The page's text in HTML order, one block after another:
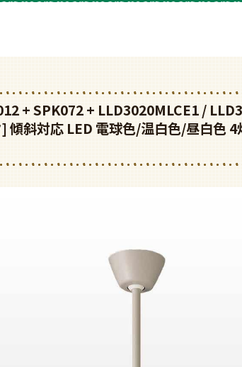
+ SPK072 + LLD3020MLCE1 /
傾斜対応 LED 電球色/温白色/昼白色